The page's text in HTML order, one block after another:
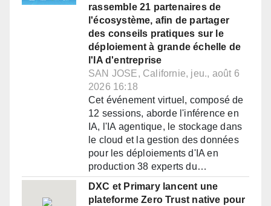
rassemble 21 partenaires de
l'écosystème, afin de partager
des conseils pratiques sur le
déploiement à grande échelle de
l'IA d'entreprise
SAN JOSE, Californie, jeu., août 6
2026 16:18
Cet événement virtuel, composé de
12 sessions, aborde l'inférence en
IA, l'IA agentique, le stockage dans
le cloud et la gestion des données
pour les déploiements d'IA en
production 38 experts du…
DXC et Primary lancent une
plateforme Zero Trust native pour